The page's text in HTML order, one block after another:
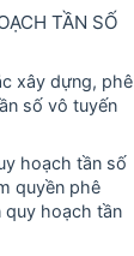
TẦN SỐ
xây dựng, phê
số vô tuyến
hoạch tần số
quyền phê
quy hoạch tần